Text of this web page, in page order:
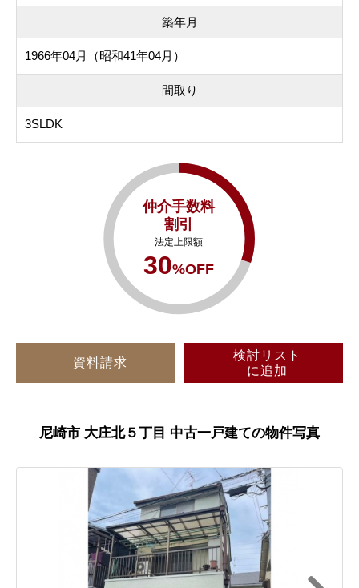
築年月
1966年04月（昭和41年04月）
間取り
3SLDK
仲介手数料
割引
法定上限額
30%OFF
資料請求
検討リスト
に追加
尼崎市 大庄北５丁目 中古一戸建ての物件写真